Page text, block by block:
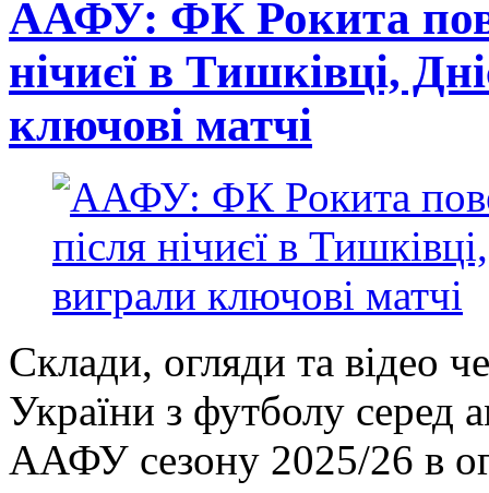
ААФУ: ФК Рокита
нічиєї в Тишківці,
ключові матчі
Склади, огляди та відео
України з футболу серед
ААФУ сезону 2025/26 в